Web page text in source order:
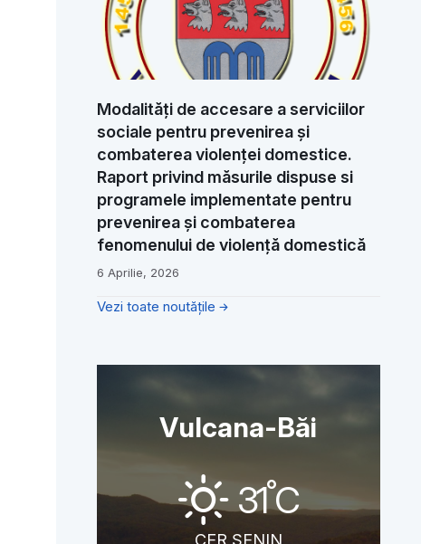
Modalități de accesare a serviciilor
sociale pentru prevenirea și
combaterea violenței domestice.
Raport privind măsurile dispuse si
programele implementate pentru
prevenirea și combaterea
fenomenului de violență domestică
6 Aprilie, 2026
Vezi toate noutățile
Vulcana-Băi
31°C
CER SENIN